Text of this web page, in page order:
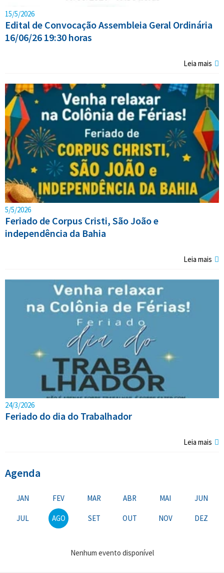
15/5/2026
Edital de Convocação Assembleia Geral Ordinária
16/06/26 19:30 horas
Leia mais
5/5/2026
Feriado de Corpus Cristi, São João e
independência da Bahia
Leia mais
24/3/2026
Feriado do dia do Trabalhador
Leia mais
Agenda
JAN FEV MAR ABR MAI JUN
JUL AGO SET OUT NOV DEZ
Nenhum evento disponível